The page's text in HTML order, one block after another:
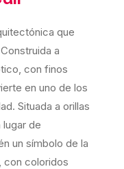
que
a
con finos
en uno de los
Situada a orillas
lugar de
un símbolo de la
con coloridos